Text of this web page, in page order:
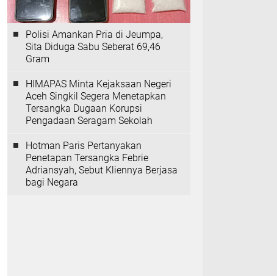
Polisi Amankan Pria di Jeumpa,
Sita Diduga Sabu Seberat 69,46
Gram
HIMAPAS Minta Kejaksaan Negeri
Aceh Singkil Segera Menetapkan
Tersangka Dugaan Korupsi
Pengadaan Seragam Sekolah
Hotman Paris Pertanyakan
Penetapan Tersangka Febrie
Adriansyah, Sebut Kliennya Berjasa
bagi Negara